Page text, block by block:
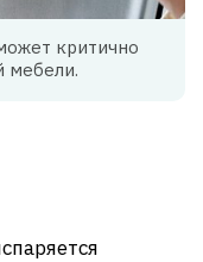
критично
мебели.